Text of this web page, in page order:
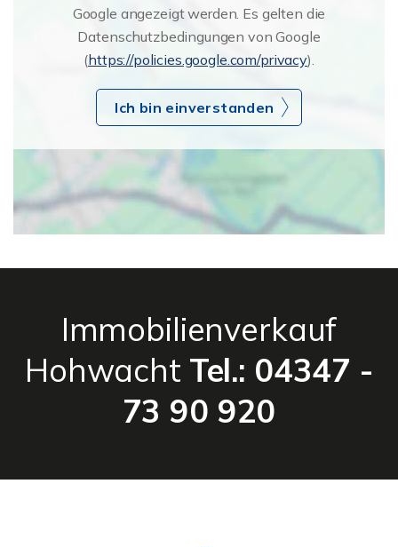
Google angezeigt werden. Es gelten die
Datenschutzbedingungen von Google
(https://policies.google.com/privacy).
Ich bin einverstanden
Immobilienverkauf
Hohwacht Tel.: 04347 -
73 90 920